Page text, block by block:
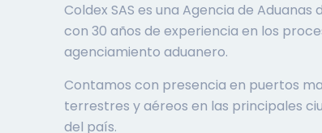
Coldex SAS es una Agencia de Aduanas
con 30 años de experiencia en los
agenciamiento aduanero.
Contamos con presencia en puertos
terrestres y aéreos en las principales
del país.